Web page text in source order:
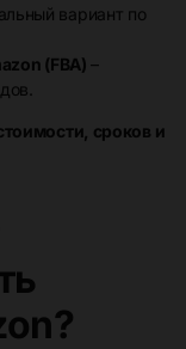
вариант по
(FBA) –
сроков и